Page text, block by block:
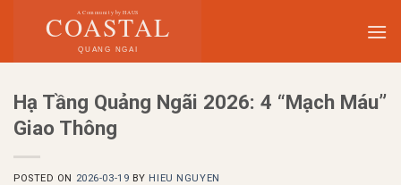
Hạ Tầng Quảng Ngãi 2026: 4 “Mạch Máu”
Giao Thông
POSTED ON 2026-03-19 BY HIEU NGUYEN